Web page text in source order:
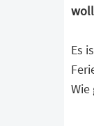
Es
Wie